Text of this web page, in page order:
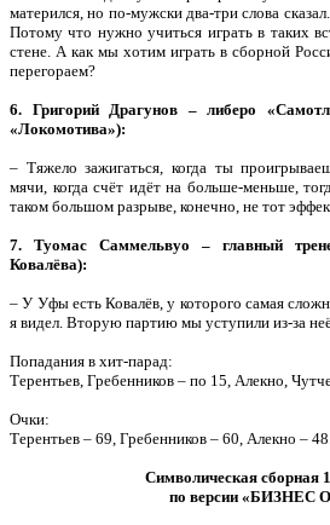
матерился, но по-мужски два-три слова
Потому что нужно учиться играть в таких
стене. А как мы хотим играть в сборной
перегораем?
6. Григорий Драгунов – либеро
«Локомотива»):
– Тяжело зажигаться, когда ты
мячи, когда счёт идёт на больше-меньше,
таком большом разрыве, конечно, не тот
7. Туомас Саммельвуо – главный
Ковалёва):
– У Уфы есть Ковалёв, у которого самая
я видел. Вторую партию мы уступили из-за
Попадания в хит-парад:
Терентьев, Гребенников – по 15, Алекно,
Очки:
Терентьев – 69, Гребенников – 60, Алекно –
Символическая сборная
по версии «БИЗНЕС